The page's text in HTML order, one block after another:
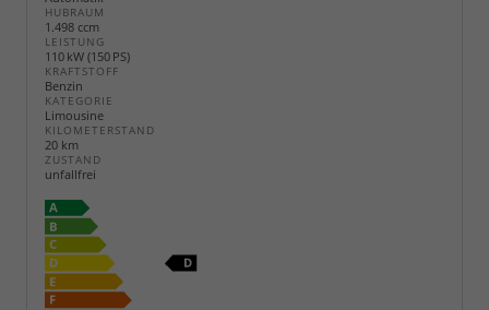
HUBRAUM
1.498 ccm
LEISTUNG
110 kW (150 PS)
KRAFTSTOFF
Benzin
KATEGORIE
Limousine
KILOMETERSTAND
20 km
ZUSTAND
unfallfrei